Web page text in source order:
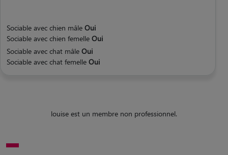
Sociable avec chien mâle Oui
Sociable avec chien femelle Oui
Sociable avec chat mâle Oui
Sociable avec chat femelle Oui
louise est un membre non professionnel.